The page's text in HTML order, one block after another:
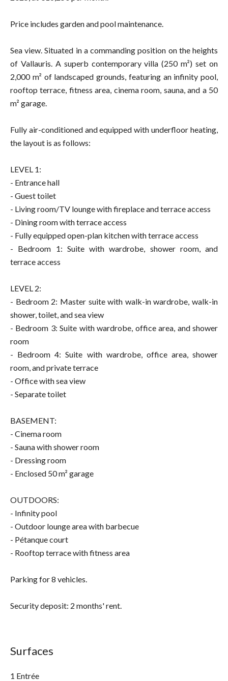
Price includes garden and pool maintenance.
Sea view. Situated in a commanding position on the heights
of Vallauris. A superb contemporary villa (250 m²) set on
2,000 m² of landscaped grounds, featuring an infinity pool,
rooftop terrace, fitness area, cinema room, sauna, and a 50
m² garage.
Fully air-conditioned and equipped with underfloor heating,
the layout is as follows:
LEVEL 1:
- Entrance hall
- Guest toilet
- Living room/TV lounge with fireplace and terrace access
- Dining room with terrace access
- Fully equipped open-plan kitchen with terrace access
- Bedroom 1: Suite with wardrobe, shower room, and
terrace access
LEVEL 2:
- Bedroom 2: Master suite with walk-in wardrobe, walk-in
shower, toilet, and sea view
- Bedroom 3: Suite with wardrobe, office area, and shower
room
- Bedroom 4: Suite with wardrobe, office area, shower
room, and private terrace
- Office with sea view
- Separate toilet
BASEMENT:
- Cinema room
- Sauna with shower room
- Dressing room
- Enclosed 50 m² garage
OUTDOORS:
- Infinity pool
- Outdoor lounge area with barbecue
- Pétanque court
- Rooftop terrace with fitness area
Parking for 8 vehicles.
Security deposit: 2 months' rent.
Surfaces
1 Entrée